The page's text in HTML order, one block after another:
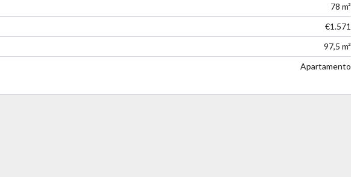
account,it takes less than a minute.
Username
78 m²
€1.571
97,5 m²
Apartamento